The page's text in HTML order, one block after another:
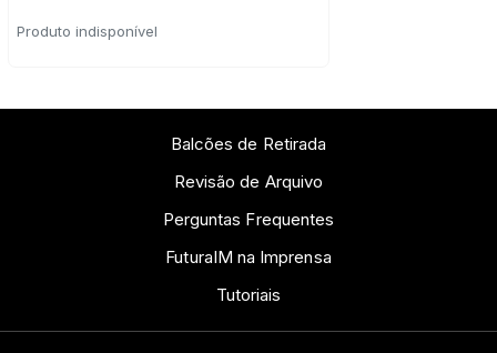
Produto indisponível
Balcões de Retirada
Revisão de Arquivo
Perguntas Frequentes
FuturaIM na Imprensa
Tutoriais